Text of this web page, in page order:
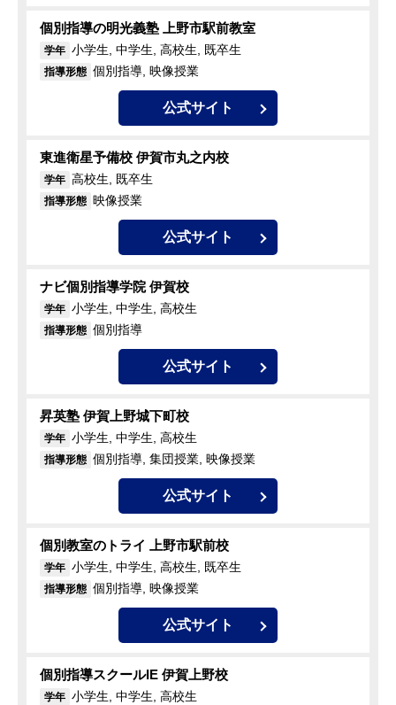
個別指導の明光義塾 上野市駅前教室
学年 小学生, 中学生, 高校生, 既卒生
指導形態 個別指導, 映像授業
公式サイト
東進衛星予備校 伊賀市丸之内校
学年 高校生, 既卒生
指導形態 映像授業
公式サイト
ナビ個別指導学院 伊賀校
学年 小学生, 中学生, 高校生
指導形態 個別指導
公式サイト
昇英塾 伊賀上野城下町校
学年 小学生, 中学生, 高校生
指導形態 個別指導, 集団授業, 映像授業
公式サイト
個別教室のトライ 上野市駅前校
学年 小学生, 中学生, 高校生, 既卒生
指導形態 個別指導, 映像授業
公式サイト
個別指導スクールIE 伊賀上野校
学年 小学生, 中学生, 高校生